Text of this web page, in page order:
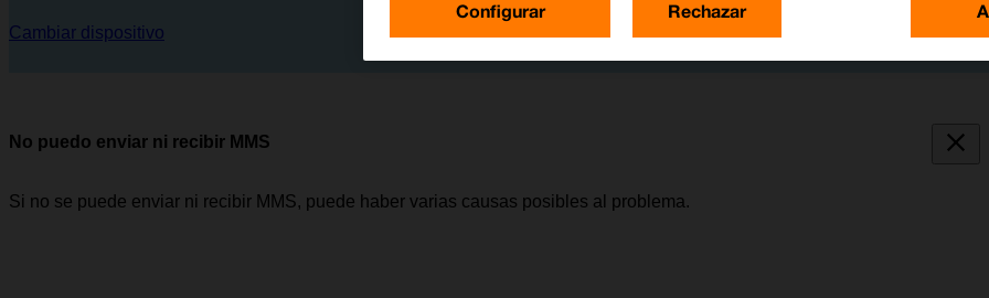
Cambiar dispositivo
No puedo enviar ni recibir MMS
Si no se puede enviar ni recibir MMS, puede haber varias causas posibles al problema.
Configurar Rechazar